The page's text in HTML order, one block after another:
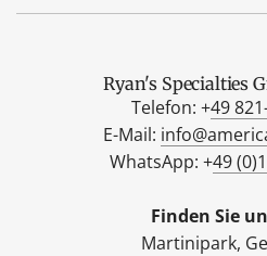
Ryan's Specialties
Telefon: +49
E-Mail:
WhatsApp: +49
Finden Sie
Martinipark,